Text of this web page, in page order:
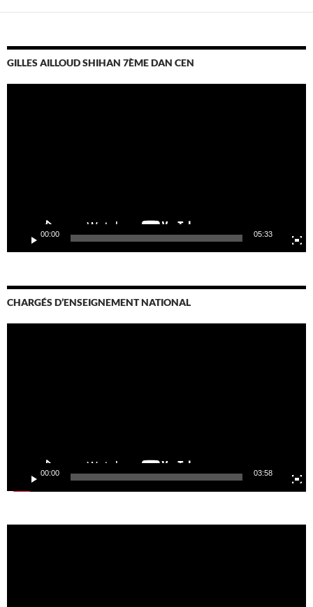
GILLES AILLOUD SHIHAN 7ÈME DAN CEN
00:00 05:33
CHARGÉS D’ENSEIGNEMENT NATIONAL
00:00 03:58